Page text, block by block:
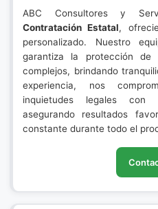
ABC Consultores y
Contratación Estatal,
personalizado. Nuestro
garantiza la protección de
complejos, brindando
experiencia, nos
inquietudes legales con
asegurando resultados
constante durante todo el